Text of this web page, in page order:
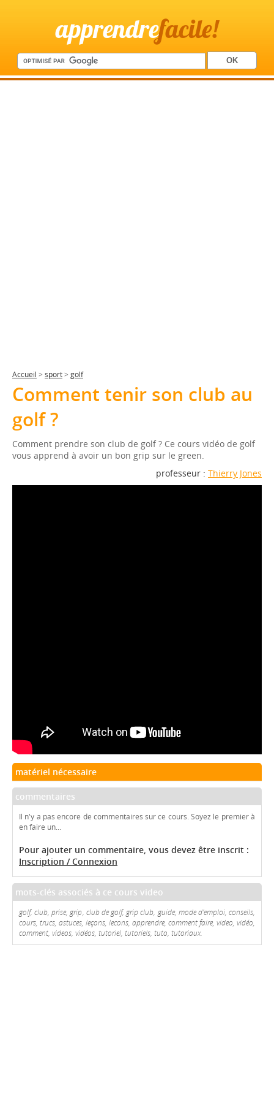
apprendrefacile!
Accueil > sport> golf
Comment tenir son club au
golf ?
Comment prendre son club de golf ? Ce cours vidéo de golf
vous apprend à avoir un bon grip sur le green.
professeur : Thierry Jones
matériel nécessaire
commentaires
Il n'y a pas encore de commentaires sur ce cours. Soyez le premier à
en faire un...
Pour ajouter un commentaire, vous devez être inscrit :
Inscription / Connexion
mots-clés associés à ce cours video
golf, club, prise, grip, club de golf, grip club, guide, mode d'emploi, conseils,
cours, trucs, astuces, leçons, lecons, apprendre, comment faire, video, vidéo,
comment, videos, vidéos, tutoriel, tutoriels, tuto, tutoriaux.